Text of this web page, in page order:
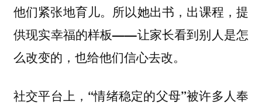
他们紧张地育儿。所以她出书，出课程，提
供现实幸福的样板——让家长看到别人是怎
么改变的，也给他们信心去改。
社交平台上，“情绪稳定的父母”被许多人奉